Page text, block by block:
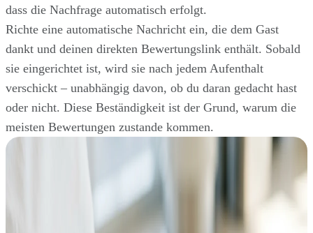
dass die Nachfrage automatisch erfolgt.
Richte eine automatische Nachricht ein, die dem Gast
dankt und deinen direkten Bewertungslink enthält. Sobald
sie eingerichtet ist, wird sie nach jedem Aufenthalt
verschickt – unabhängig davon, ob du daran gedacht hast
oder nicht. Diese Beständigkeit ist der Grund, warum die
meisten Bewertungen zustande kommen.